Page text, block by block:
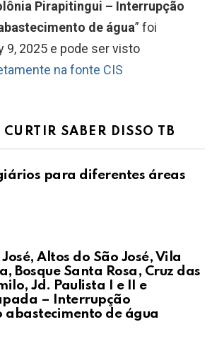
Pirapitingui – Interrupção
de água” foi
9, 2025 e pode ser visto
na fonte CIS
SABER DISSO TB
para diferentes áreas
Altos do São José, Vila
Bosque Santa Rosa, Cruz das
Jd. Paulista I e II e
– Interrupção
abastecimento de água